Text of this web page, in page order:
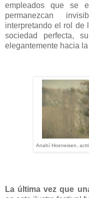
empleados que se
permanezcan
interpretando el rol de
sociedad perfecta,
elegantemente hacia
Anahí Hoeneisen,
La última vez que